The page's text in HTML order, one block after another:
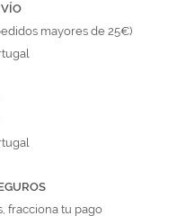
mayores de 25€)
fracciona tu pago